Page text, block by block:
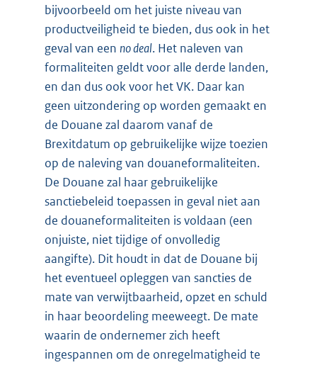
bijvoorbeeld om het juiste niveau van
productveiligheid te bieden, dus ook in het
geval van een no deal. Het naleven van
formaliteiten geldt voor alle derde landen,
en dan dus ook voor het VK. Daar kan
geen uitzondering op worden gemaakt en
de Douane zal daarom vanaf de
Brexitdatum op gebruikelijke wijze toezien
op de naleving van douaneformaliteiten.
De Douane zal haar gebruikelijke
sanctiebeleid toepassen in geval niet aan
de douaneformaliteiten is voldaan (een
onjuiste, niet tijdige of onvolledig
aangifte). Dit houdt in dat de Douane bij
het eventueel opleggen van sancties de
mate van verwijtbaarheid, opzet en schuld
in haar beoordeling meeweegt. De mate
waarin de ondernemer zich heeft
ingespannen om de onregelmatigheid te